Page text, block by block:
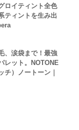
ロイティント全色
ティントを生み出
、涙袋まで！最強
レット。NOTONE
チ）ノートーン｜